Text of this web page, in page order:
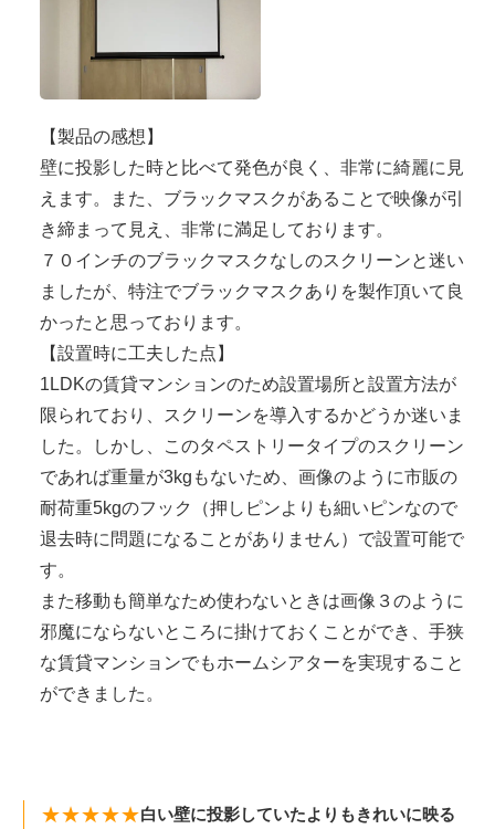
【製品の感想】
壁に投影した時と比べて発色が良く、非常に綺麗に見
えます。また、ブラックマスクがあることで映像が引
き締まって見え、非常に満足しております。
７０インチのブラックマスクなしのスクリーンと迷い
ましたが、特注でブラックマスクありを製作頂いて良
かったと思っております。
【設置時に工夫した点】
1LDKの賃貸マンションのため設置場所と設置方法が
限られており、スクリーンを導入するかどうか迷いま
した。しかし、このタペストリータイプのスクリーン
であれば重量が3kgもないため、画像のように市販の
耐荷重5kgのフック（押しピンよりも細いピンなので
退去時に問題になることがありません）で設置可能で
す。
また移動も簡単なため使わないときは画像３のように
邪魔にならないところに掛けておくことができ、手狭
な賃貸マンションでもホームシアターを実現すること
ができました。
★★★★★白い壁に投影していたよりもきれいに映る